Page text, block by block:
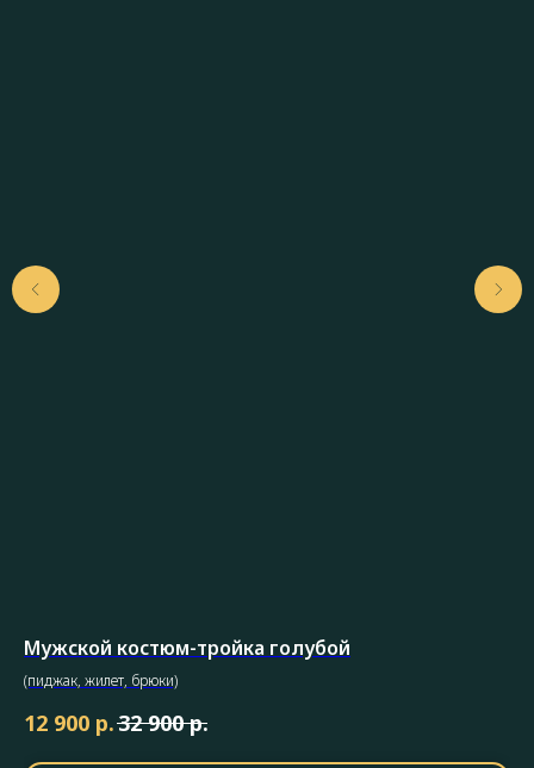
Мужской костюм-тройка голубой
(пиджак, жилет, брюки)
12 900 р.32 900 р.